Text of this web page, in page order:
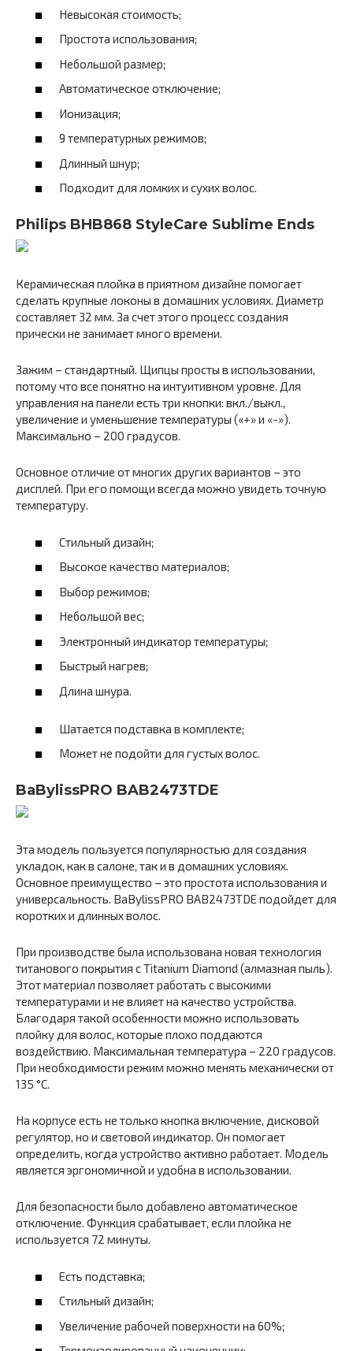
Невысокая стоимость;
Простота использования;
Небольшой размер;
Автоматическое отключение;
Ионизация;
9 температурных режимов;
Длинный шнур;
Подходит для ломких и сухих волос.
Philips BHB868 StyleCare Sublime Ends
Керамическая плойка в приятном дизайне помогает
сделать крупные локоны в домашних условиях. Диаметр
составляет 32 мм. За счет этого процесс создания
прически не занимает много времени.
Зажим – стандартный. Щипцы просты в использовании,
потому что все понятно на интуитивном уровне. Для
управления на панели есть три кнопки: вкл./выкл.,
увеличение и уменьшение температуры («+» и «-»).
Максимально – 200 градусов.
Основное отличие от многих других вариантов – это
дисплей. При его помощи всегда можно увидеть точную
температуру.
Стильный дизайн;
Высокое качество материалов;
Выбор режимов;
Небольшой вес;
Электронный индикатор температуры;
Быстрый нагрев;
Длина шнура.
Шатается подставка в комплекте;
Может не подойти для густых волос.
BaBylissPRO BAB2473TDE
Эта модель пользуется популярностью для создания
укладок, как в салоне, так и в домашних условиях.
Основное преимущество – это простота использования и
универсальность. BaBylissPRO BAB2473TDE подойдет для
коротких и длинных волос.
При производстве была использована новая технология
титанового покрытия с Titanium Diamond (алмазная пыль).
Этот материал позволяет работать с высокими
температурами и не влияет на качество устройства.
Благодаря такой особенности можно использовать
плойку для волос, которые плохо поддаются
воздействию. Максимальная температура – 220 градусов.
При необходимости режим можно менять механически от
135 °С.
На корпусе есть не только кнопка включение, дисковой
регулятор, но и световой индикатор. Он помогает
определить, когда устройство активно работает. Модель
является эргономичной и удобна в использовании.
Для безопасности было добавлено автоматическое
отключение. Функция срабатывает, если плойка не
используется 72 минуты.
Есть подставка;
Стильный дизайн;
Увеличение рабочей поверхности на 60%;